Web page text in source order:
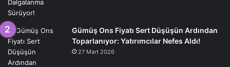
Gümüş Ons Fiyatı Sert Düşüşün Ardından
Toparlanıyor: Yatırımcılar Nefes Aldı!
27 Mart 2026